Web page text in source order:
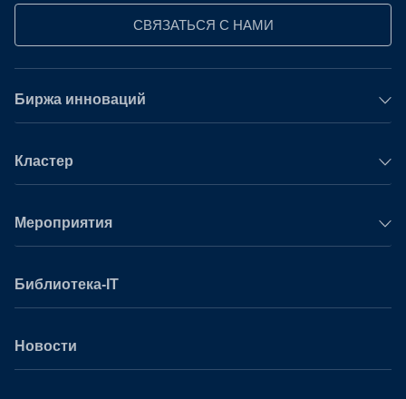
СВЯЗАТЬСЯ С НАМИ
Биржа инноваций
Кластер
Мероприятия
Библиотека-IT
Новости